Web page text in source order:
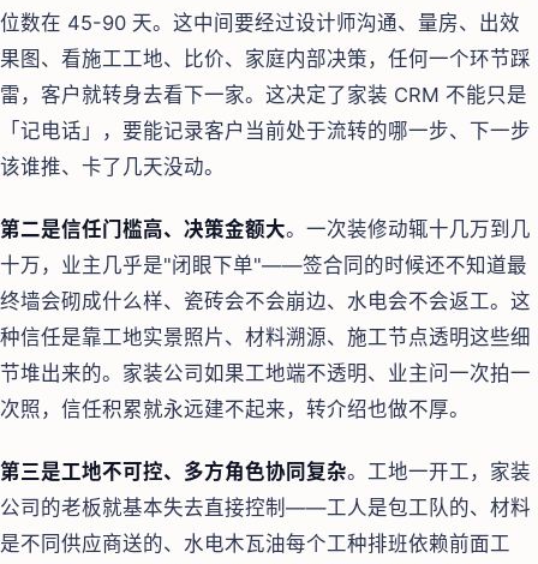
位数在 45-90 天。这中间要经过设计师沟通、量房、出效
果图、看施工工地、比价、家庭内部决策，任何一个环节踩
雷，客户就转身去看下一家。这决定了家装 CRM 不能只是
「记电话」，要能记录客户当前处于流转的哪一步、下一步
该谁推、卡了几天没动。
第二是信任门槛高、决策金额大。一次装修动辄十几万到几
十万，业主几乎是"闭眼下单"——签合同的时候还不知道最
终墙会砌成什么样、瓷砖会不会崩边、水电会不会返工。这
种信任是靠工地实景照片、材料溯源、施工节点透明这些细
节堆出来的。家装公司如果工地端不透明、业主问一次拍一
次照，信任积累就永远建不起来，转介绍也做不厚。
第三是工地不可控、多方角色协同复杂。工地一开工，家装
公司的老板就基本失去直接控制——工人是包工队的、材料
是不同供应商送的、水电木瓦油每个工种排班依赖前面工